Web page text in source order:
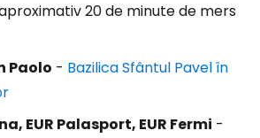
20 de minute de mers
Paolo - Bazilica Sfântul Pavel în
EUR Palasport, EUR Fermi -